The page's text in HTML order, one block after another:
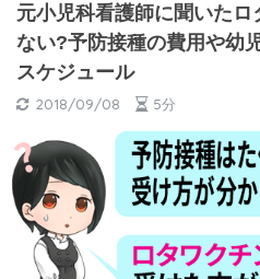
元小児科看護師に聞いた
ない?予防接種の費用や幼
スケジュール
2018/09/08 5分